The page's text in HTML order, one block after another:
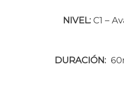
NIVEL: C1 –
DURACIÓN: